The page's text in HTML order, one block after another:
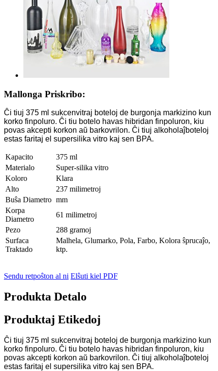
Mallonga Priskribo:
Ĉi tiuj 375 ml sukcenvitraj boteloj de burgonja markizino kun
korko finpoluro. Ĉi tiu botelo havas hibridan finpoluron, kiu
povas akcepti korkon aŭ barkovrilon. Ĉi tiuj alkoholaĵboteloj
estas faritaj el supersilika vitro kaj sen BPA.
Kapacito
375 ml
Materialo
Super-silika vitro
Koloro
Klara
Alto
237 milimetroj
Buŝa Diametro mm
Korpa
Diametro
61 milimetroj
Pezo
288 gramoj
Surfaca
Traktado
Malhela, Glumarko, Pola, Farbo, Kolora ŝprucaĵo,
ktp.
Sendu retpoŝton al ni Elŝuti kiel PDF
Produkta Detalo
Produktaj Etikedoj
Ĉi tiuj 375 ml sukcenvitraj boteloj de burgonja markizino kun
korko finpoluro. Ĉi tiu botelo havas hibridan finpoluron, kiu
povas akcepti korkon aŭ barkovrilon. Ĉi tiuj alkoholaĵboteloj
estas faritaj el supersilika vitro kaj sen BPA.